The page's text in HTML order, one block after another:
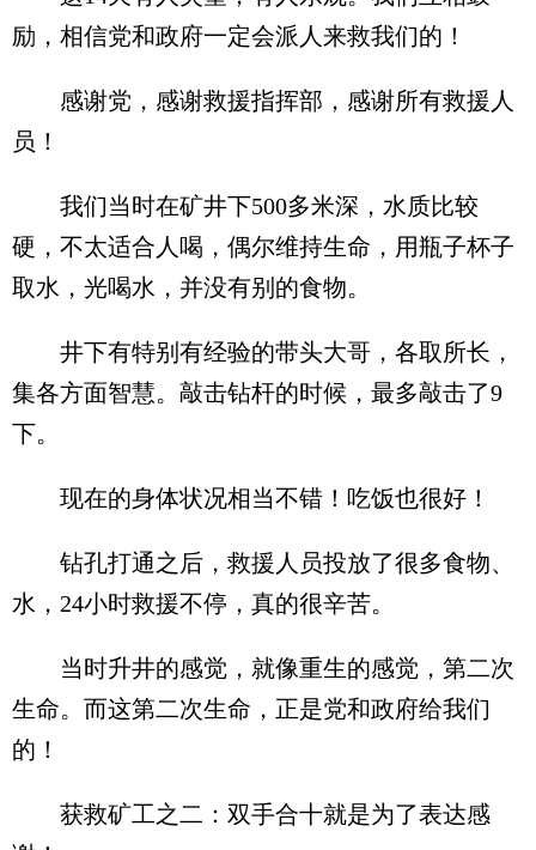
励，相信党和政府一定会派人来救我们的！
感谢党，感谢救援指挥部，感谢所有救援人
员！
我们当时在矿井下500多米深，水质比较
硬，不太适合人喝，偶尔维持生命，用瓶子杯子
取水，光喝水，并没有别的食物。
井下有特别有经验的带头大哥，各取所长，
集各方面智慧。敲击钻杆的时候，最多敲击了9
下。
现在的身体状况相当不错！吃饭也很好！
钻孔打通之后，救援人员投放了很多食物、
水，24小时救援不停，真的很辛苦。
当时升井的感觉，就像重生的感觉，第二次
生命。而这第二次生命，正是党和政府给我们
的！
获救矿工之二：双手合十就是为了表达感